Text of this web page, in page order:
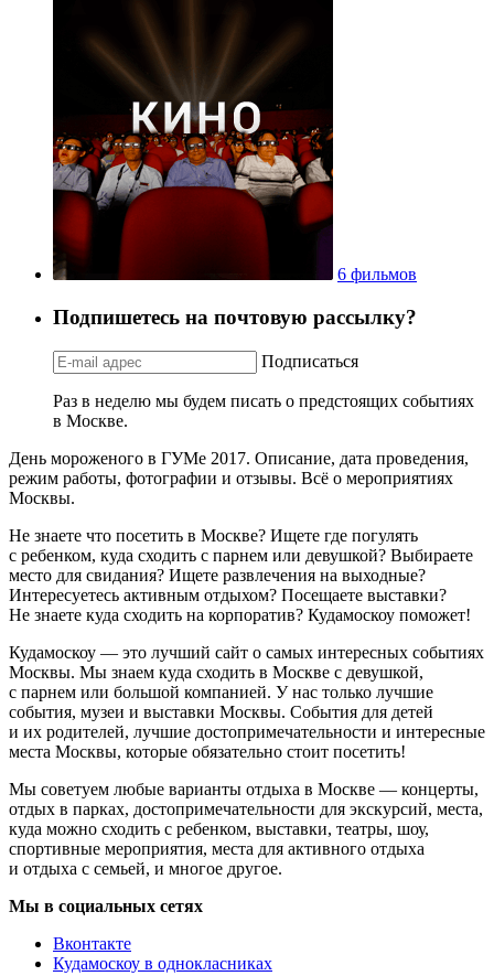
6 фильмов
Подпишетесь на почтовую рассылку?
Подписаться
Раз в неделю мы будем писать о предстоящих событиях
в Москве.
День мороженого в ГУМе 2017. Описание, дата проведения,
режим работы, фотографии и отзывы. Всё о мероприятиях
Москвы.
Не знаете что посетить в Москве? Ищете где погулять
с ребенком, куда сходить с парнем или девушкой? Выбираете
место для свидания? Ищете развлечения на выходные?
Интересуетесь активным отдыхом? Посещаете выставки?
Не знаете куда сходить на корпоратив? Кудамоскоу поможет!
Кудамоскоу — это лучший сайт о самых интересных событиях
Москвы. Мы знаем куда сходить в Москве с девушкой,
с парнем или большой компанией. У нас только лучшие
события, музеи и выставки Москвы. События для детей
и их родителей, лучшие достопримечательности и интересные
места Москвы, которые обязательно стоит посетить!
Мы советуем любые варианты отдыха в Москве — концерты,
отдых в парках, достопримечательности для экскурсий, места,
куда можно сходить с ребенком, выставки, театры, шоу,
спортивные мероприятия, места для активного отдыха
и отдыха с семьей, и многое другое.
Мы в социальных сетях
Вконтакте
Кудамоскоу в однокласниках